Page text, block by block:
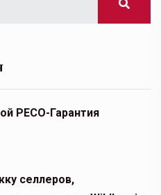
РЕСО-Гарантия
селлеров,